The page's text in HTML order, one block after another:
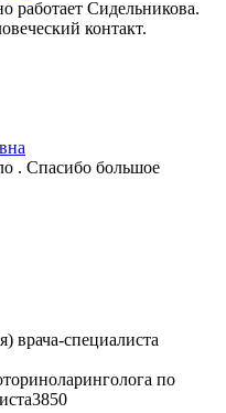
работает Сидельникова.
контакт.
. Спасибо большое
врача-специалиста
по
3850